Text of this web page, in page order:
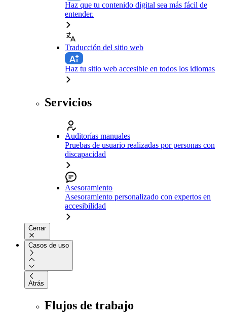
Haz que tu contenido digital sea más fácil de
entender.
Traducción del sitio web
Haz tu sitio web accesible en todos los idiomas
Servicios
Auditorías manuales
Pruebas de usuario realizadas por personas con
discapacidad
Asesoramiento
Asesoramiento personalizado con expertos en
accesibilidad
Cerrar
Casos de uso
Atrás
Flujos de trabajo